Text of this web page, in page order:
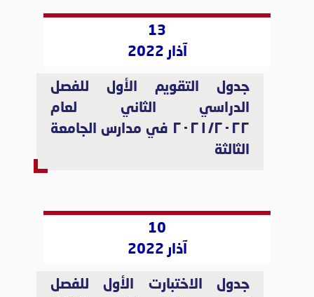
13
آذار 2022
جدول التقويم الأول للفصل
الدراسي الثاني لعام
٢٠٢١/٢٠٢٢ في مدارس الجامعة
الثالثة
10
آذار 2022
جدول الاختبارت الأول للفصل